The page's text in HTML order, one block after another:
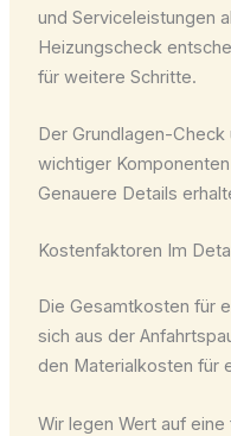
und Serviceleistungen
Heizungscheck
für weitere Schritte.
Der Grundlagen-
wichtiger
Genauere Details
Kostenfaktoren Im
Die Gesamtkosten für
sich aus der
den Materialkosten für
Wir legen Wert auf